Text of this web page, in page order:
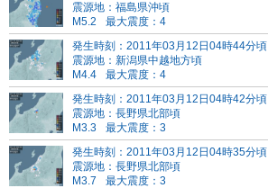
震源地：福島県沖頃
M5.2
最大震度：4
発生時刻：2011年03月12日04時44分頃
震源地：新潟県中越地方頃
M4.4
最大震度：4
発生時刻：2011年03月12日04時42分頃
震源地：長野県北部頃
M3.3
最大震度：3
発生時刻：2011年03月12日04時35分頃
震源地：長野県北部頃
M3.7
最大震度：3